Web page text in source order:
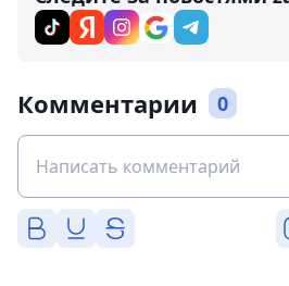
Комментарии 0